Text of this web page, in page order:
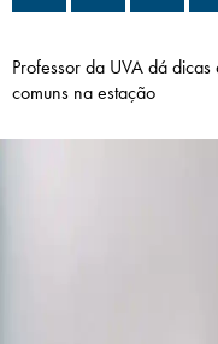
Atendimento (21) 2574
Professor da UVA dá
comuns na estação